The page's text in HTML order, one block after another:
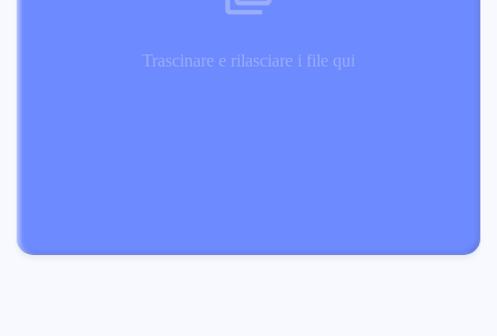
Trascinare e rilasciare i file qui